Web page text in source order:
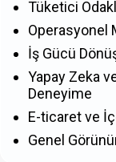
Tüketici
Operasyonel
İş Gücü
Yapay Zeka
Deneyime
E-ticaret ve
Genel